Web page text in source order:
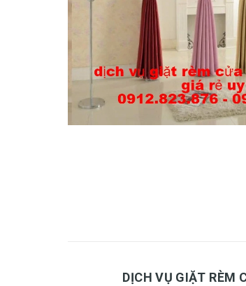
DỊCH VỤ GIẶT RÈM CỬA